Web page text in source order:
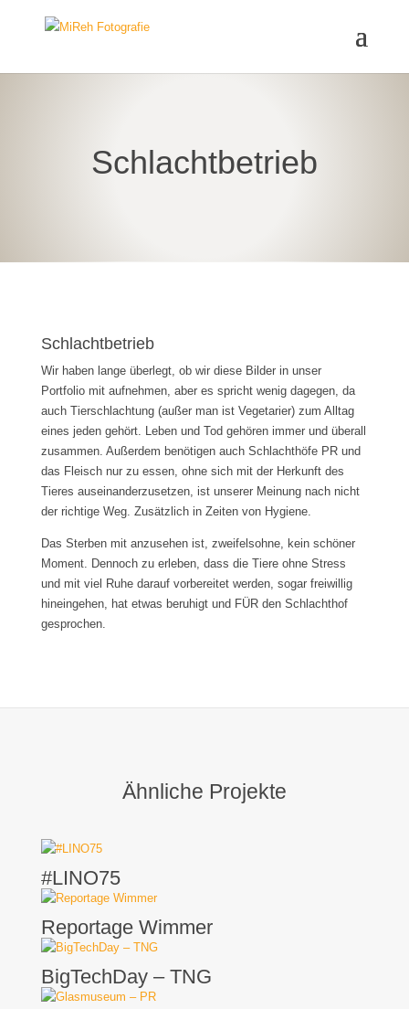
Schlachtbetrieb
Schlachtbetrieb
Wir haben lange überlegt, ob wir diese Bilder in unser
Portfolio mit aufnehmen, aber es spricht wenig dagegen, da
auch Tierschlachtung (außer man ist Vegetarier) zum Alltag
eines jeden gehört. Leben und Tod gehören immer und überall
zusammen. Außerdem benötigen auch Schlachthöfe PR und
das Fleisch nur zu essen, ohne sich mit der Herkunft des
Tieres auseinanderzusetzen, ist unserer Meinung nach nicht
der richtige Weg. Zusätzlich in Zeiten von Hygiene.
Das Sterben mit anzusehen ist, zweifelsohne, kein schöner
Moment. Dennoch zu erleben, dass die Tiere ohne Stress
und mit viel Ruhe darauf vorbereitet werden, sogar freiwillig
hineingehen, hat etwas beruhigt und FÜR den Schlachthof
gesprochen.
Ähnliche Projekte
#LINO75
Reportage Wimmer
BigTechDay – TNG